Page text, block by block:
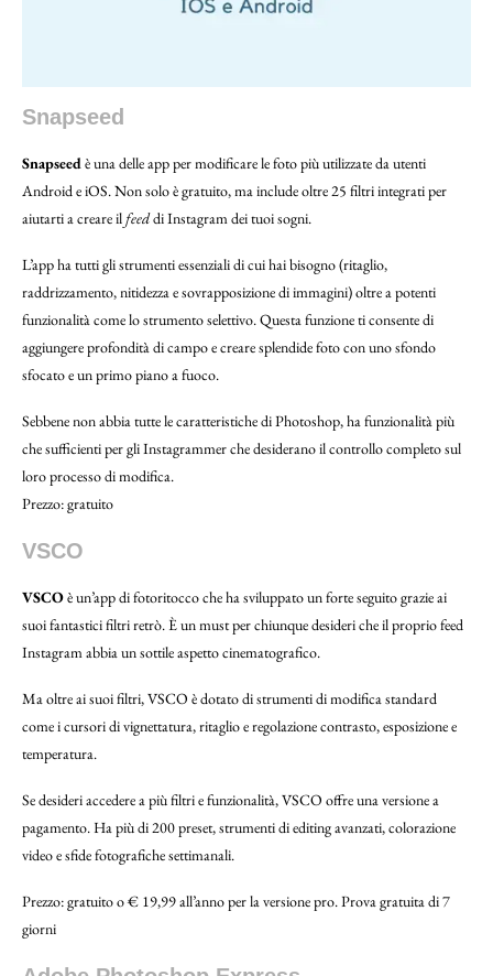
Snapseed
Snapseedè una delle app per modificare le foto più utilizzate da utenti
Android e iOS. Non solo è gratuito, ma include oltre 25 filtri integrati per
aiutarti a creare ilfeeddi Instagram dei tuoi sogni.
L’app ha tutti gli strumenti essenziali di cui hai bisogno (ritaglio,
raddrizzamento, nitidezza e sovrapposizione di immagini) oltre a potenti
funzionalità come lo strumento selettivo. Questa funzione ti consente di
aggiungere profondità di campo e creare splendide foto con uno sfondo
sfocato e un primo piano a fuoco.
Sebbene non abbia tutte le caratteristiche di Photoshop, ha funzionalità più
che sufficienti per gli Instagrammer che desiderano il controllo completo sul
loro processo di modifica.
Prezzo: gratuito
VSCO
VSCOè un’app di fotoritocco che ha sviluppato un forte seguito grazie ai
suoi fantastici filtri retrò. È un must per chiunque desideri che il proprio feed
Instagram abbia un sottile aspetto cinematografico.
Ma oltre ai suoi filtri, VSCO è dotato di strumenti di modifica standard
come i cursori di vignettatura, ritaglio e regolazione contrasto, esposizione e
temperatura.
Se desideri accedere a più filtri e funzionalità, VSCO offre una versione a
pagamento. Ha più di 200 preset, strumenti di editing avanzati, colorazione
video e sfide fotografiche settimanali.
Prezzo: gratuito o € 19,99 all’anno per la versione pro. Prova gratuita di 7
giorni